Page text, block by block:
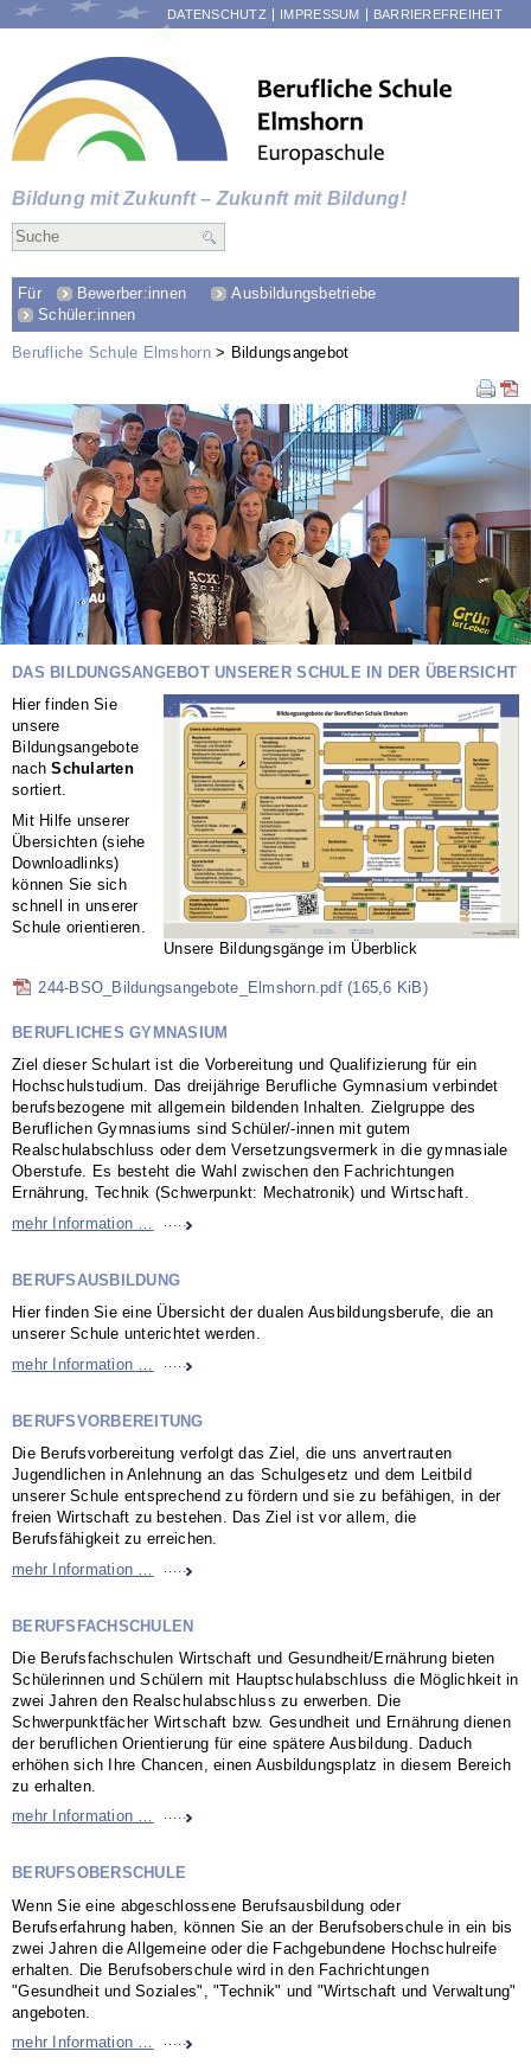
Bildung mit Zukunft – Zukunft mit Bildung!
ÜBERSPRINGEN
DATENSCHUTZ IMPRESSUM BARRIEREFREIHEIT
Für Bewerber:innen
Ausbildungsbetriebe
Schüler:innen
Berufliche Schule Elmshorn Bildungsangebot
DAS BILDUNGSANGEBOT UNSERER SCHULE IN DER ÜBERSICHT
Unsere Bildungsgänge im Überblick
Hier finden Sie
unsere
Bildungsangebote
nachSchularten
sortiert.
Mit Hilfe unserer
Übersichten (siehe
Downloadlinks)
können Sie sich
schnell in unserer
Schule orientieren.
244-BSO_Bildungsangebote_Elmshorn.pdf(165,6 KiB)
BERUFLICHES GYMNASIUM
Ziel dieser Schulart ist die Vorbereitung und Qualifizierung für ein
Hochschulstudium. Das dreijährige Berufliche Gymnasium verbindet
berufsbezogene mit allgemein bildenden Inhalten. Zielgruppe des
Beruflichen Gymnasiums sind Schüler/-innen mit gutem
Realschulabschluss oder dem Versetzungsvermerk in die gymnasiale
Oberstufe. Es besteht die Wahl zwischen den Fachrichtungen
Ernährung, Technik (Schwerpunkt: Mechatronik) und Wirtschaft.
mehr Information …
Berufliches Gymnasium
BERUFSAUSBILDUNG
Hier finden Sie eine Übersicht der dualen Ausbildungsberufe, die an
unserer Schule unterichtet werden.
mehr Information …
Berufsausbildung
BERUFSVORBEREITUNG
Die Berufsvorbereitung verfolgt das Ziel, die uns anvertrauten
Jugendlichen in Anlehnung an das Schulgesetz und dem Leitbild
unserer Schule entsprechend zu fördern und sie zu befähigen, in der
freien Wirtschaft zu bestehen. Das Ziel ist vor allem, die
Berufsfähigkeit zu erreichen.
mehr Information …
Berufsvorbereitung
BERUFSFACHSCHULEN
Die Berufsfachschulen Wirtschaft und Gesundheit/Ernährung bieten
Schülerinnen und Schülern mit Hauptschulabschluss die Möglichkeit in
zwei Jahren den Realschulabschluss zu erwerben. Die
Schwerpunktfächer Wirtschaft bzw. Gesundheit und Ernährung dienen
der beruflichen Orientierung für eine spätere Ausbildung. Daduch
erhöhen sich Ihre Chancen, einen Ausbildungsplatz in diesem Bereich
zu erhalten.
mehr Information … Berufsfachschulen
BERUFSOBERSCHULE
Wenn Sie eine abgeschlossene Berufsausbildung oder
Berufserfahrung haben, können Sie an der Berufsoberschule in ein bis
zwei Jahren die Allgemeine oder die Fachgebundene Hochschulreife
erhalten. Die Berufsoberschule wird in den Fachrichtungen
"Gesundheit und Soziales", "Technik" und "Wirtschaft und Verwaltung"
angeboten.
mehr Information … Berufsoberschule